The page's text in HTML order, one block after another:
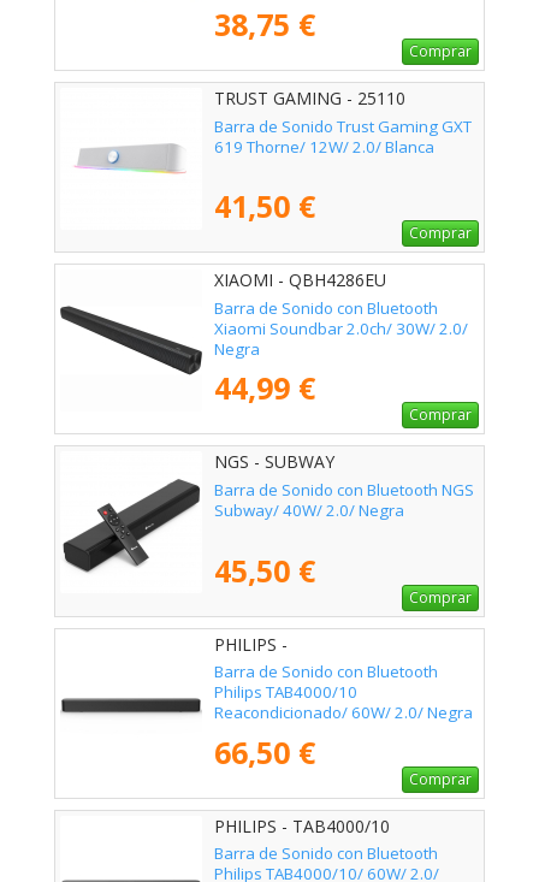
38,75 €
Comprar
TRUST GAMING - 25110
Barra de Sonido Trust Gaming GXT
619 Thorne/ 12W/ 2.0/ Blanca
41,50 €
Comprar
XIAOMI - QBH4286EU
Barra de Sonido con Bluetooth
Xiaomi Soundbar 2.0ch/ 30W/ 2.0/
Negra
44,99 €
Comprar
NGS - SUBWAY
Barra de Sonido con Bluetooth NGS
Subway/ 40W/ 2.0/ Negra
45,50 €
Comprar
PHILIPS -
Barra de Sonido con Bluetooth
Philips TAB4000/10
Reacondicionado/ 60W/ 2.0/ Negra
66,50 €
Comprar
PHILIPS - TAB4000/10
Barra de Sonido con Bluetooth
Philips TAB4000/10/ 60W/ 2.0/